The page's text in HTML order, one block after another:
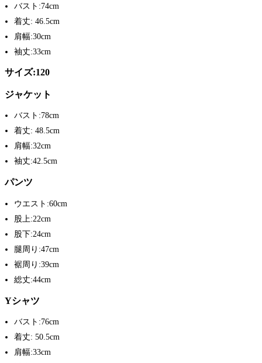
バスト:74cm
着丈: 46.5cm
肩幅:30cm
袖丈:33cm
サイズ:120
ジャケット
バスト:78cm
着丈: 48.5cm
肩幅:32cm
袖丈:42.5cm
パンツ
ウエスト:60cm
股上:22cm
股下:24cm
腿周り:47cm
裾周り:39cm
総丈:44cm
Yシャツ
バスト:76cm
着丈: 50.5cm
肩幅:33cm